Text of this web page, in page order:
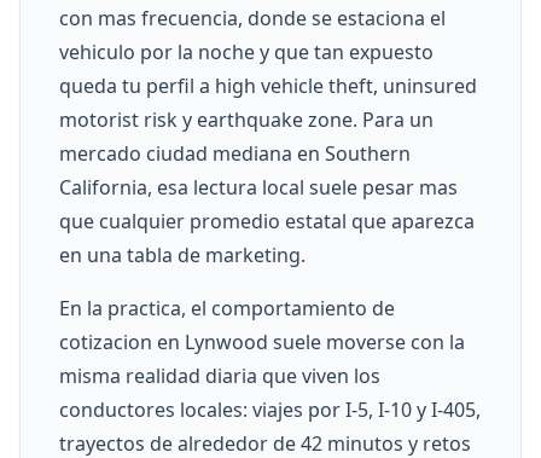
con mas frecuencia, donde se estaciona el
vehiculo por la noche y que tan expuesto
queda tu perfil a high vehicle theft, uninsured
motorist risk y earthquake zone. Para un
mercado ciudad mediana en Southern
California, esa lectura local suele pesar mas
que cualquier promedio estatal que aparezca
en una tabla de marketing.
En la practica, el comportamiento de
cotizacion en Lynwood suele moverse con la
misma realidad diaria que viven los
conductores locales: viajes por I-5, I-10 y I-405,
trayectos de alrededor de 42 minutos y retos